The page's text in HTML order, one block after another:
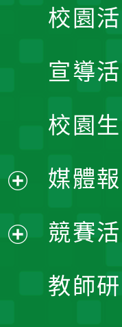
校園
宣導
校園
媒體
競賽
教師
開